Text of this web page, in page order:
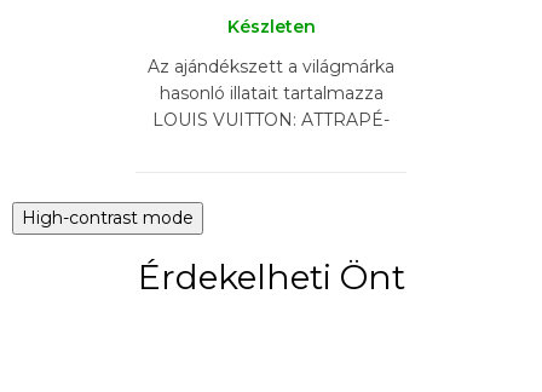
Készleten
Az ajándékszett a világmárka
hasonló illatait tartalmazza
LOUIS VUITTON: ATTRAPÉ-
AFTERNOON SWIM,...
High-contrast mode
Érdekelheti Önt